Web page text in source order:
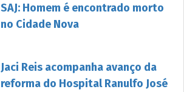
SAJ: Homem é encontrado morto
no Cidade Nova
Jaci Reis acompanha avanço da
reforma do Hospital Ranulfo José